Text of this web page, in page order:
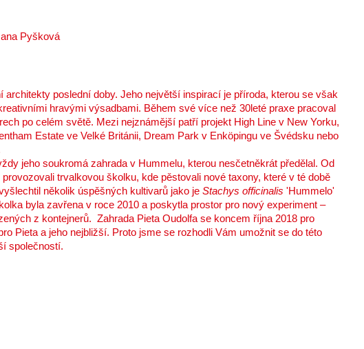
Pyšková
poslední doby. Jeho největší inspirací je příroda, kterou se však
hravými výsadbami. Během své více než 30leté praxe pracoval
po celém světě. Mezi nejznámější patří projekt High Line v New Yorku,
Estate ve Velké Británii, Dream Park v Enköpingu ve Švédsku nebo
jeho soukromá zahrada v Hummelu, kterou nesčetněkrát předělal. Od
trvalkovou školku, kde pěstovali nové taxony, které v té době
několik úspěšných kultivarů jako je Stachys officinalis 'Hummelo'
byla zavřena v roce 2010 a poskytla prostor pro nový experiment –
z kontejnerů. Zahrada Pieta Oudolfa se koncem října 2018 pro
Pieta a jeho nejbližší. Proto jsme se rozhodli Vám umožnit se do této
společností.